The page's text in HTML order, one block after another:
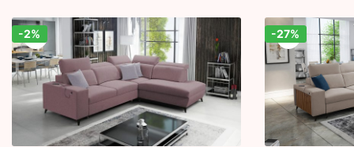
Zľava!
-2% Zľava!
-27%